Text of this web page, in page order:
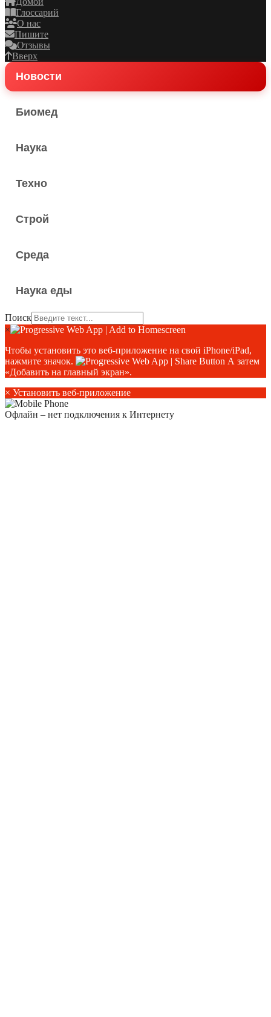
Глоссарий
О нас
Пишите
Отзывы
Вверх
Новости
Биомед
Наука
Техно
Строй
Среда
Наука еды
Поиск
×
Чтобы установить это веб-приложение на свой iPhone/iPad,
нажмите значок.
А затем
«Добавить на главный экран».
× Установить веб-приложение
Офлайн – нет подключения к Интернету